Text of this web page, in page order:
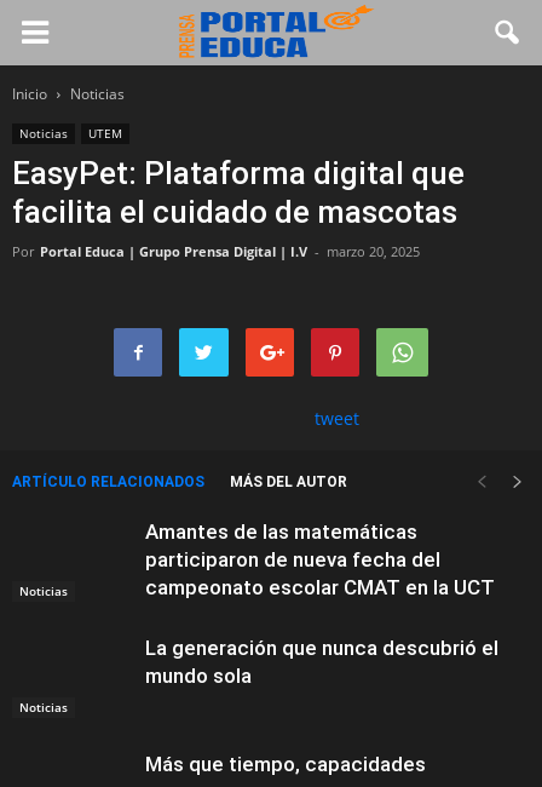
Inicio Noticias
Noticias UTEM
EasyPet: Plataforma digital que
facilita el cuidado de mascotas
Por Portal Educa | Grupo Prensa Digital | I.V - marzo 20, 2025
tweet
ARTÍCULO RELACIONADOS MÁS DEL AUTOR
Noticias
Amantes de las matemáticas
participaron de nueva fecha del
campeonato escolar CMAT en la UCT
Noticias
La generación que nunca descubrió el
mundo sola
Más que tiempo, capacidades